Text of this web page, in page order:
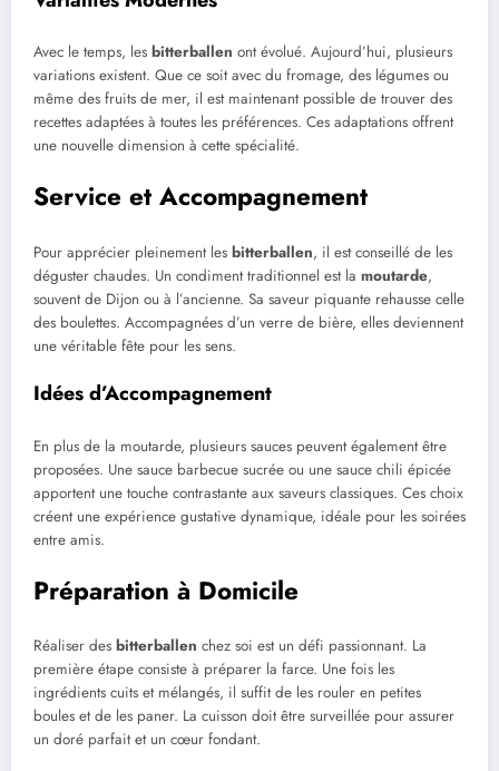
Avec le temps, les bitterballen ont évolué. Aujourd’hui, plusieurs
variations existent. Que ce soit avec du fromage, des légumes ou
même des fruits de mer, il est maintenant possible de trouver des
recettes adaptées à toutes les préférences. Ces adaptations offrent
une nouvelle dimension à cette spécialité.
Service et Accompagnement
Pour apprécier pleinement les bitterballen, il est conseillé de les
déguster chaudes. Un condiment traditionnel est la moutarde,
souvent de Dijon ou à l’ancienne. Sa saveur piquante rehausse celle
des boulettes. Accompagnées d’un verre de bière, elles deviennent
une véritable fête pour les sens.
Idées d’Accompagnement
En plus de la moutarde, plusieurs sauces peuvent également être
proposées. Une sauce barbecue sucrée ou une sauce chili épicée
apportent une touche contrastante aux saveurs classiques. Ces choix
créent une expérience gustative dynamique, idéale pour les soirées
entre amis.
Préparation à Domicile
Réaliser des bitterballen chez soi est un défi passionnant. La
première étape consiste à préparer la farce. Une fois les
ingrédients cuits et mélangés, il suffit de les rouler en petites
boules et de les paner. La cuisson doit être surveillée pour assurer
un doré parfait et un cœur fondant.